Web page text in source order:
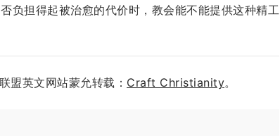
负担得起被治愈的代价时，教会能不能提供这种精工
盟英文网站蒙允转载： Craft Christianity。